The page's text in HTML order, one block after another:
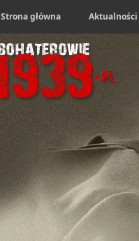
Strona główna Aktualności